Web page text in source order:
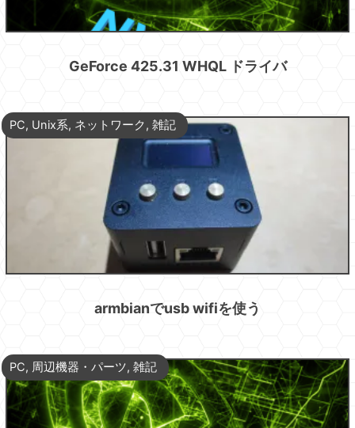
GeForce 425.31 WHQL ドライバ
PC, Unix系, ネットワーク, 雑記
armbianでusb wifiを使う
PC, 周辺機器・パーツ, 雑記